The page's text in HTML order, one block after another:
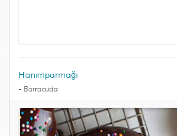
Hanımparmağı
- Barracuda